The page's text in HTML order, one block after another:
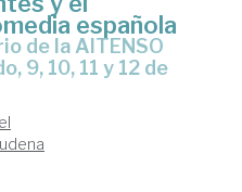
española
9, 10, 11 y 12 de